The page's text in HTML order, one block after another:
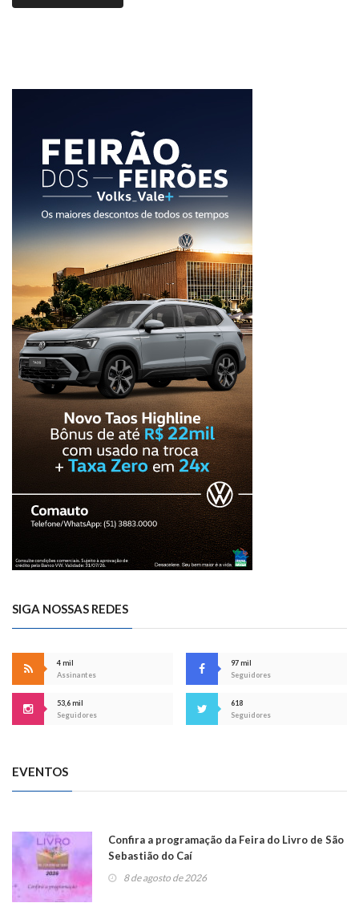
SIGA NOSSAS REDES
4 mil
Assinantes
97 mil
Seguidores
53,6 mil
Seguidores
618
Seguidores
EVENTOS
Confira a programação da Feira do Livro de São
Sebastião do Caí
8 de agosto de 2026